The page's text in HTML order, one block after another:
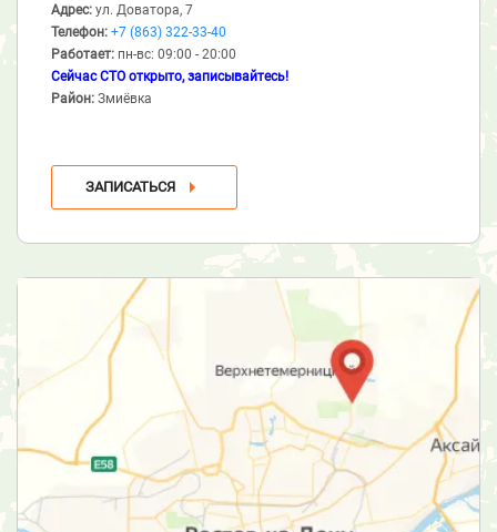
Адрес: ул. Доватора, 7
Телефон: +7 (863) 322-33-40
Работает: пн-вс: 09:00 - 20:00
Сейчас СТО открыто, записывайтесь!
Район: Змиёвка
ЗАПИСАТЬСЯ